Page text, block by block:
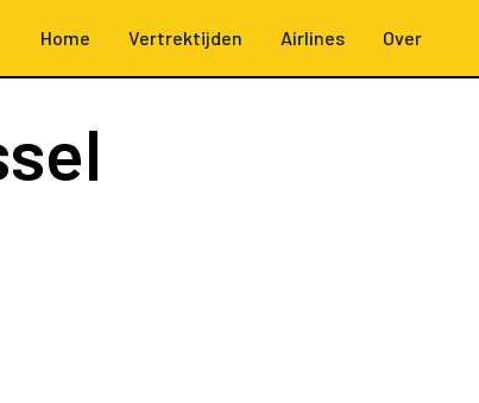
Home Vertrektijden Airlines Over